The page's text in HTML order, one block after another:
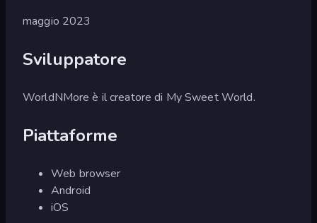
maggio 2023
Sviluppatore
WorldNMore è il creatore di My Sweet World.
Piattaforme
Web browser
Android
iOS